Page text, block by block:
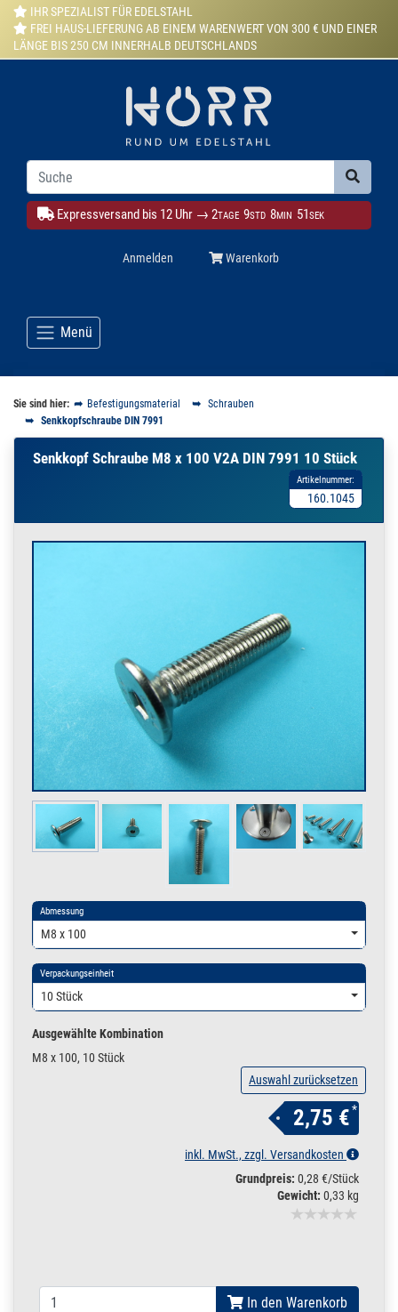
IHR SPEZIALIST FÜR EDELSTAHL
FREI HAUS-LIEFERUNG AB EINEM WARENWERT VON 300 € UND EINER
LÄNGE BIS 250 CM INNERHALB DEUTSCHLANDS
Expressversand bis 12 Uhr → 2TAGE 9STD 8MIN 50SEK
Anmelden Warenkorb
Menü
Sie sind hier: Befestigungsmaterial
Schrauben
Senkkopfschraube DIN 7991
Senkkopf Schraube M8 x 100 V2A DIN 7991 10 Stück
Artikelnummer:
160.1045
Abmessung
M8 x 100
Verpackungseinheit
10 Stück
Ausgewählte Kombination
M8 x 100, 10 Stück
Auswahl zurücksetzen
2,75 €*
inkl. MwSt., zzgl. Versandkosten
Grundpreis: 0,28 €/Stück
Gewicht: 0,33 kg
In den Warenkorb